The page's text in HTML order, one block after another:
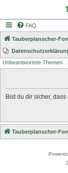
FAQ
Tauberplanscher-
Unbeantwortete Themen
Bist du dir sicher,
Tauberplanscher-